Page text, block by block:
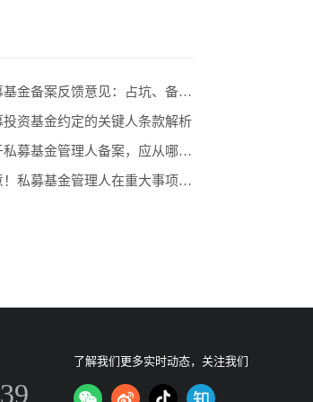
私募基金备案反馈意见：占坑、备壳，期限错配，非市场化发债，未备案合伙企业
投资基金约定的关键人条款解析
关于私募基金管理人备案，应从哪里开始？
注意！私募基金管理人在重大事项上需注意哪些问题？
了解我们更多实时动态，关注我们